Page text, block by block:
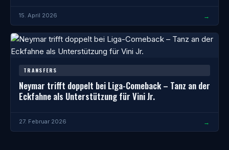
15. April 2026 →
TRANSFERS
Neymar trifft doppelt bei Liga-Comeback – Tanz an der
Eckfahne als Unterstützung für Vini Jr.
27. Februar 2026 →